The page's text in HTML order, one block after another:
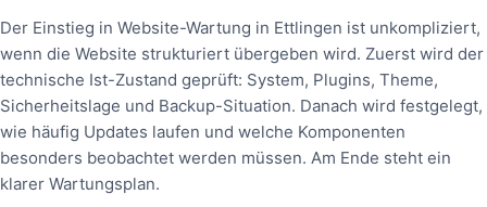
Der Einstieg in Website-Wartung in Ettlingen ist unkompliziert,
wenn die Website strukturiert übergeben wird. Zuerst wird der
technische Ist-Zustand geprüft: System, Plugins, Theme,
Sicherheitslage und Backup-Situation. Danach wird festgelegt,
wie häufig Updates laufen und welche Komponenten
besonders beobachtet werden müssen. Am Ende steht ein
klarer Wartungsplan.